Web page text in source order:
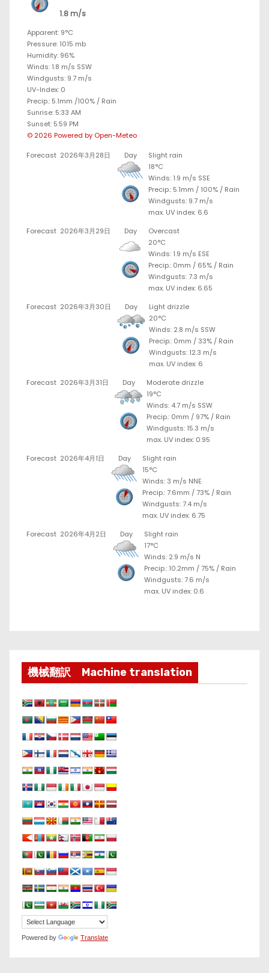
1.8 m/s
Apparent: 9°C
Pressure: 1015 mb
Humidity: 96%
Winds: 1.8 m/s SSW
Windgusts: 9.7 m/s
UV-Index: 0
Precip.: 5.1mm /100% / Rain
Sunrise: 5:33 AM
Sunset: 5:59 PM
© 2026 Powered by Open-Meteo
Forecast 2026年3月28日 Day
Slight rain
18°C
Winds: 1.9 m/s SSE
Precip.: 5.1mm / 100% / Rain
Windgusts: 9.7 m/s
max. UV index: 6.6
Forecast 2026年3月29日 Day
Overcast
20°C
Winds: 1.9 m/s ESE
Precip.: 0mm / 65% / Rain
Windgusts: 7.3 m/s
max. UV index: 6.65
Forecast 2026年3月30日 Day
Light drizzle
20°C
Winds: 2.8 m/s SSW
Precip.: 0mm /33% / Rain
Windgusts: 12.3 m/s
max. UV index: 6
Forecast 2026年3月31日 Day
Moderate drizzle
19°C
Winds: 4.7 m/s SSW
Precip.: 0mm / 97% / Rain
Windgusts: 15.3 m/s
max. UV index: 0.95
Forecast 2026年4月1日 Day
Slight rain
15°C
Winds: 3 m/s NNE
Precip.:7.6mm /73% / Rain
Windgusts: 7.4 m/s
max. UV index: 6.75
Forecast 2026年4月2日 Day
Slight rain
17°C
Winds: 2.9 m/s N
Precip.: 10.2mm /75% / Rain
Windgusts: 7.6 m/s
max. UV index: 0.6
機械翻訳 Machine translation
Powered by Translate